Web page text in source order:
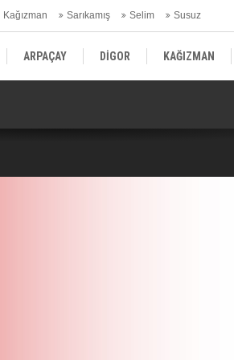
Kağızman Sarıkamış Selim Susuz
ARPAÇAY DİGOR KAĞIZMAN